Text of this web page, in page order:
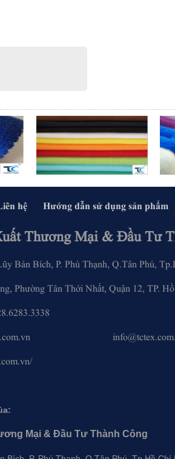
hệ Hướng dẫn sử dụng sản phẩm
Thương Mại & Đầu Tư
Bích, P. Phú Thạnh, Q.Tân Phú,
Phường Tân Thới Nhất, Quận 12, TP.
– 028.6283.3338
Mại & Đầu Tư Thành Công